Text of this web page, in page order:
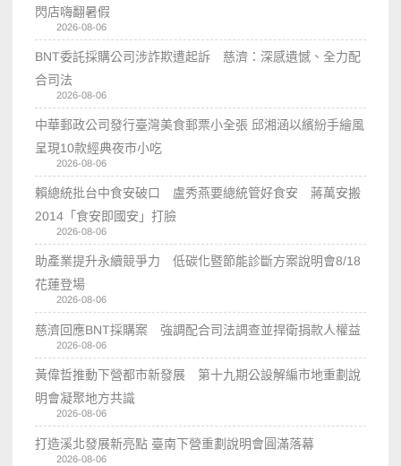
閃店嗨翻暑假
2026-08-06
BNT委託採購公司涉詐欺遭起訴 慈濟：深感遺憾、全力配
合司法
2026-08-06
中華郵政公司發行臺灣美食郵票小全張 邱湘涵以繽紛手繪風
呈現10款經典夜市小吃
2026-08-06
賴總統批台中食安破口 盧秀燕要總統管好食安 蔣萬安搬
2014「食安即國安」打臉
2026-08-06
助產業提升永續競爭力 低碳化暨節能診斷方案說明會8/18
花蓮登場
2026-08-06
慈濟回應BNT採購案 強調配合司法調查並捍衛捐款人權益
2026-08-06
黃偉哲推動下營都市新發展 第十九期公設解編市地重劃說
明會凝聚地方共識
2026-08-06
打造溪北發展新亮點 臺南下營重劃說明會圓滿落幕
2026-08-06